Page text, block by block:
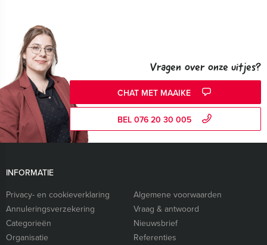
Vragen over onze uitjes?
CHAT MET MAAIKE
BEL 076 20 30 005
INFORMATIE
Privacy- en cookieverklaring
Algemene voorwaarden
Annuleringsverzekering
Vraag & antwoord
Categorieën
Nieuwsbrief
Organisatie
Referenties